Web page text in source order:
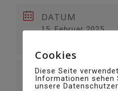
DATUM
15. Februar 2025
UHRZEIT
19:00
Cookies
Diese Seite
Informationen sehen
unsere